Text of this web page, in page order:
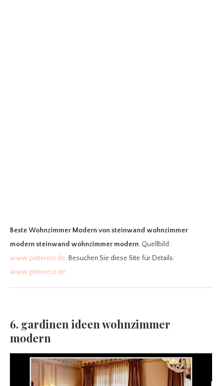
Beste Wohnzimmer Modern von steinwand wohnzimmer
modern steinwand wohnzimmer modern. Quellbild:
www.pinterest.de. Besuchen Sie diese Site für Details:
www.pinterest.de
6. gardinen ideen wohnzimmer
modern